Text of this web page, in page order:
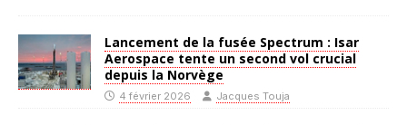
Lancement de la fusée Spectrum : Isar
Aerospace tente un second vol crucial
depuis la Norvège
4 février 2026 Jacques Touja